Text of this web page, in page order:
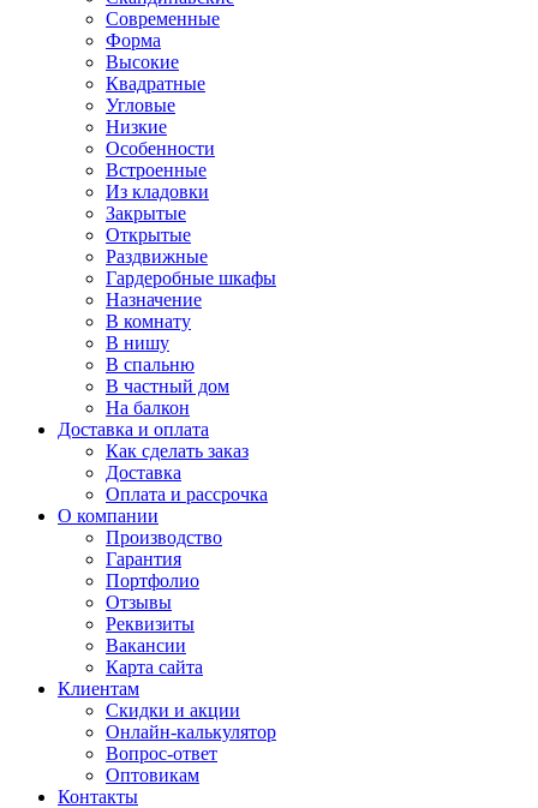
Современные
Форма
Высокие
Квадратные
Угловые
Низкие
Особенности
Встроенные
Из кладовки
Закрытые
Открытые
Раздвижные
Гардеробные шкафы
Назначение
В комнату
В нишу
В спальню
В частный дом
На балкон
Доставка и оплата
Как сделать заказ
Доставка
Оплата и рассрочка
О компании
Производство
Гарантия
Портфолио
Отзывы
Реквизиты
Вакансии
Карта сайта
Клиентам
Скидки и акции
Онлайн-калькулятор
Вопрос-ответ
Оптовикам
Контакты